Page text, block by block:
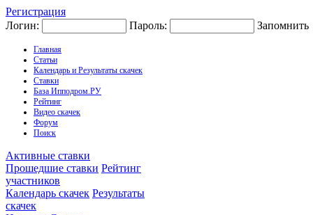
Регистрация
Логин:
Пароль: Запомнить
Главная
Статьи
Календарь и Результаты скачек
Ставки
База Ипподром.РУ
Рейтинг
Видео скачек
Форум
Поиск
Активные ставки
Прошедшие ставки Рейтинг
участников
Календарь скачек Результаты
скачек